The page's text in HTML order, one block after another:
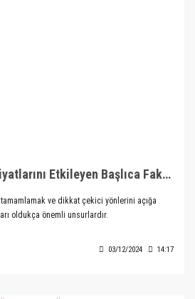
Lavabo Bataryası Fiyatlarını Etkileyen Başlıca Faktörler
tamamlamak ve dikkat çekici yönlerini açığa
oldukça önemli unsurlardır.
03/12/2024 14:17